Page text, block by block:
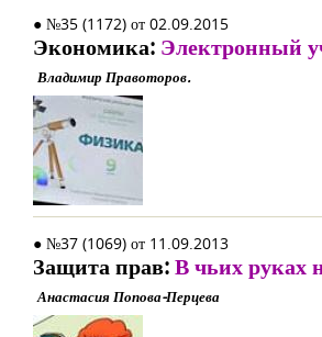
● №35 (1172) от 02.09.2015
Экономика: Электронный
Владимир Правоторов.
● №37 (1069) от 11.09.2013
Защита прав:В чьих руках
Анастасия Попова-Перцева